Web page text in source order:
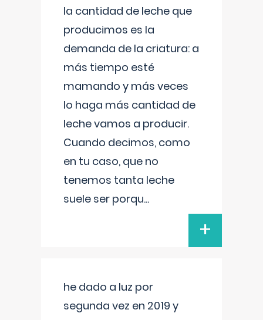
la cantidad de leche que
producimos es la
demanda de la criatura: a
más tiempo esté
mamando y más veces
lo haga más cantidad de
leche vamos a producir.
Cuando decimos, como
en tu caso, que no
tenemos tanta leche
suele ser porqu...
+
he dado a luz por
segunda vez en 2019 y